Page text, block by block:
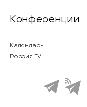
Конференции
Календарь
Россия IV